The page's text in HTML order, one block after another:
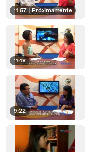
11:57 | Próximamente
11:18
9:22